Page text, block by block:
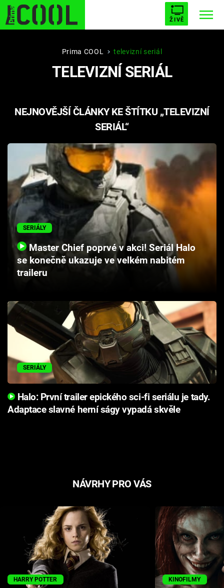
ŽIVĚ
STARHOUSE BUFFY, PŘEMOŽITELKA UPÍRŮ
PLNEJ KOTEL AVENGERS 5
Seriály
Hry
Cool Esport
Pořady
Sledujte prima+
Přihlášení
Sledujte nás
Prima COOL televizní seriál
TELEVIZNÍ SERIÁL
NEJNOVĚJŠÍ ČLÁNKY KE ŠTÍTKU „TELEVIZNÍ
SERIÁL“
SERIÁLY
Master Chief poprvé v akci! Seriál Halo
se konečně ukazuje ve velkém nabitém
traileru
SERIÁLY
Halo: První trailer epického sci-fi seriálu je tady.
Adaptace slavné herní ságy vypadá skvěle
NÁVRHY PRO VÁS
HARRY POTTER KINOFILMY